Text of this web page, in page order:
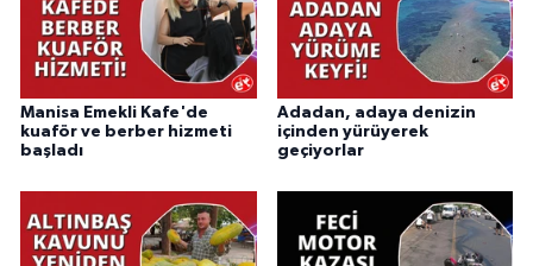
Manisa Emekli Kafe'de
kuaför ve berber hizmeti
başladı
Adadan, adaya denizin
içinden yürüyerek
geçiyorlar